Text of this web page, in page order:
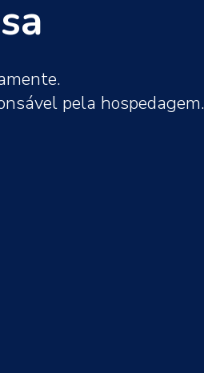
pela hospedagem.